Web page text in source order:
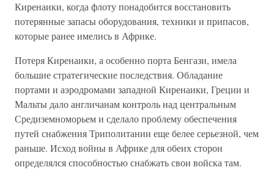
Киренаики, когда флоту понадобится восстановить
потерянные запасы оборудования, техники и припасов,
которые ранее имелись в Африке.
Потеря Киренаики, а особенно порта Бенгази, имела
большие стратегические последствия. Обладание
портами и аэродромами западной Киренаики, Греции и
Мальты дало англичанам контроль над центральным
Средиземноморьем и сделало проблему обеспечения
путей снабжения Триполитании еще белее серьезной, чем
раньше. Исход войны в Африке для обеих сторон
определялся способностью снабжать свои войска там.